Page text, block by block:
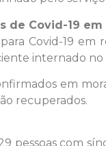
de Covid-19
Covid-19
internado
em
recuperados.
pessoas com